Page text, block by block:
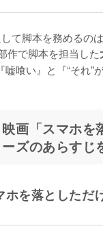
て脚本を務めるの
作で脚本を担当した
喰い』と『“それ”
映画「スマホを
ズのあらすじ
ホを落としただ